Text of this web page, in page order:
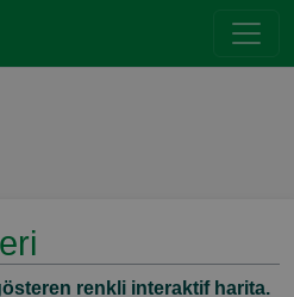
renkli interaktif harita.